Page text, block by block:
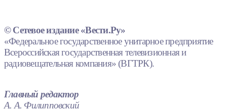
© Сетевое издание «Вести.Ру»
«Федеральное государственное унитарное предприятие
Всероссийская государственная телевизионная и
радиовещательная компания» (ВГТРК).
Главный редактор
А. А. Филипповский